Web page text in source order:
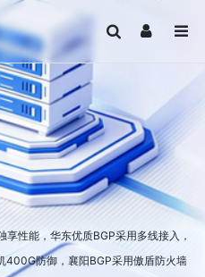
性能，华东优质BGP采用多线接入，
400G防御，襄阳BGP采用傲盾防火墙